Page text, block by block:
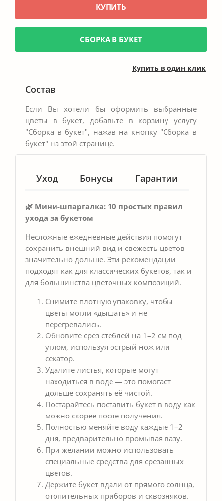
КУПИТЬ
СБОРКА В БУКЕТ
Купить в один клик
Состав
Если Вы хотели бы оформить выбранные
цветы в букет, добавьте в корзину услугу
"Сборка в букет", нажав на кнопку "Сборка в
букет" на этой странице.
Уход Бонусы Гарантии
🌿 Мини-шпаргалка: 10 простых правил
ухода за букетом
Несложные ежедневные действия помогут
сохранить внешний вид и свежесть цветов
значительно дольше. Эти рекомендации
подходят как для классических букетов, так и
для большинства цветочных композиций.
Снимите плотную упаковку, чтобы
цветы могли «дышать» и не
перегревались.
Обновите срез стеблей на 1–2 см под
углом, используя острый нож или
секатор.
Удалите листья, которые могут
находиться в воде — это помогает
дольше сохранять её чистой.
Постарайтесь поставить букет в воду как
можно скорее после получения.
Полностью меняйте воду каждые 1–2
дня, предварительно промывая вазу.
При желании можно использовать
специальные средства для срезанных
цветов.
Держите букет вдали от прямого солнца,
отопительных приборов и сквозняков.